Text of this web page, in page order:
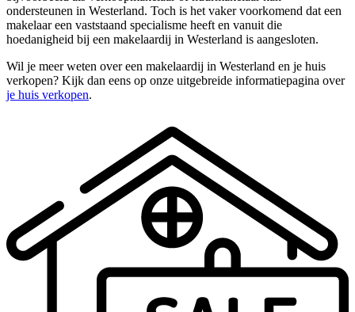
ondersteunen in Westerland. Toch is het vaker voorkomend dat een
makelaar een vaststaand specialisme heeft en vanuit die
hoedanigheid bij een makelaardij in Westerland is aangesloten.
Wil je meer weten over een makelaardij in Westerland en je huis
verkopen? Kijk dan eens op onze uitgebreide informatiepagina over
je huis verkopen.